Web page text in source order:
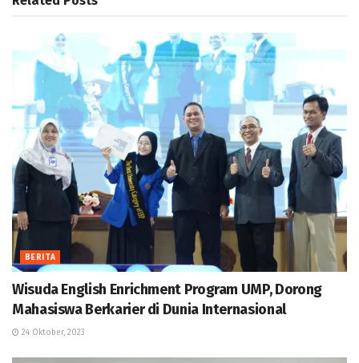
BERITA
Wisuda English Enrichment Program UMP, Dorong
Mahasiswa Berkarier di Dunia Internasional
24 Oktober, 2023